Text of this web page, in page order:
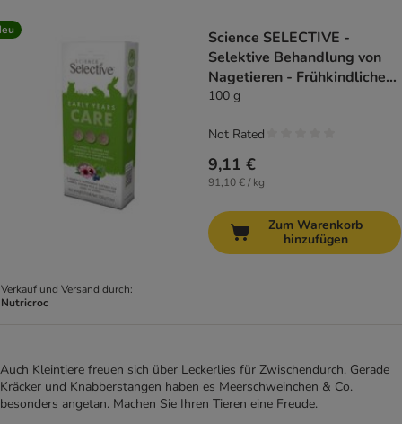
Verkauf und Versand durch:
Nutricroc
Science SELECTIVE -
Selektive Behandlung von
Nagetieren - Frühkindliche
Pf
100 g
9,11 €
91,10 € / kg
Not Rated
Zum Warenkorb
hinzufügen
Auch Kleintiere freuen sich über Leckerlies für Zwischendurch. Gerade
Kräcker und Knabberstangen haben es Meerschweinchen & Co.
besonders angetan. Machen Sie Ihren Tieren eine Freude.